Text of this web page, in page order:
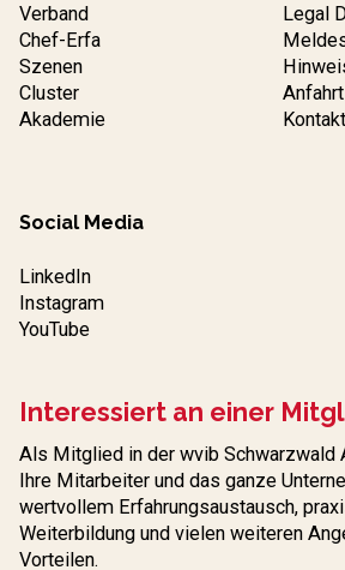
Verband
Chef-Erfa
Szenen
Cluster
Akademie
Legal
Anfahrt
Kontakt
Social Media
LinkedIn
Instagram
YouTube
Interessiert an einer
Als Mitglied in der wvib Schwarzwald
Ihre Mitarbeiter und das ganze
wertvollem Erfahrungs­austausch,
Weiterbildung und vielen weiteren
Vorteilen.